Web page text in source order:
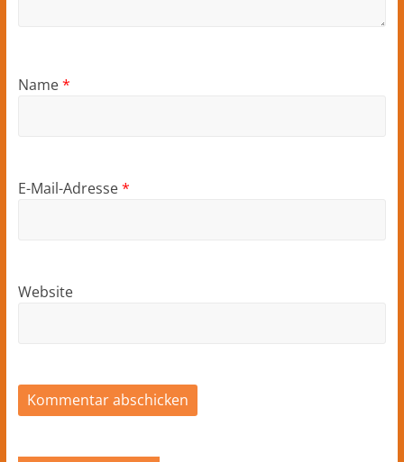
Name*
E-Mail-Adresse*
Website